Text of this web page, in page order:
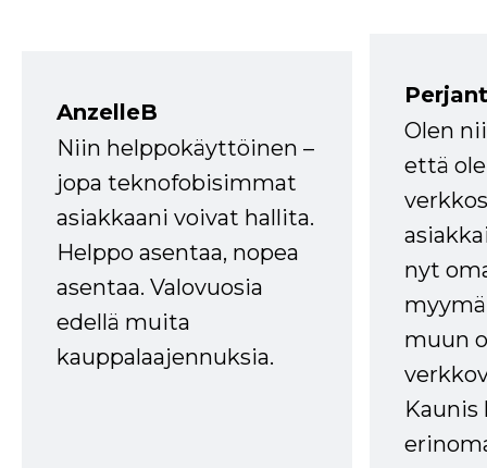
AnzelleB
Niin helppokäyttöinen –
jopa teknofobisimmat
asiakkaani voivat hallita.
Helppo asentaa, nopea
asentaa. Valovuosia
edellä muita
kauppalaajennuksia.
Olen
että
nyt
muun
Kaunis